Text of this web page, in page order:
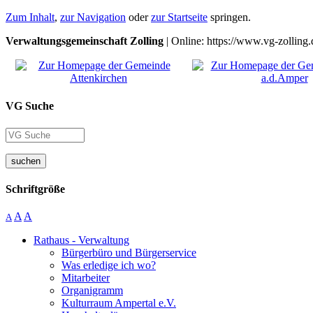
Zum Inhalt, zur Navigation oderzur Startseite springen.
Verwaltungsgemeinschaft Zolling | Online: https://www.vg-
VG Suche
suchen
Schriftgröße
A A A
Rathaus - Verwaltung
Bürgerbüro und Bürgerservice
Was erledige ich wo?
Mitarbeiter
Organigramm
Kulturraum Ampertal e.V.